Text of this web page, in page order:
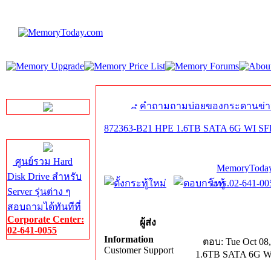
ศูนย์รวม Hard
Disk Drive สำหรับ
Server รุ่นต่าง ๆ
สอบถามได้ทันทีที่
Corporate Center:
02-641-0055
คำถามถามบ่อยของกระดานข่
872363-B21 HPE 1.6TB SATA 6G WI
โทร.02-641-
ผู้ส่ง
Information
Customer Support
ตอบ: Tue Oct
1.6TB SATA 6G